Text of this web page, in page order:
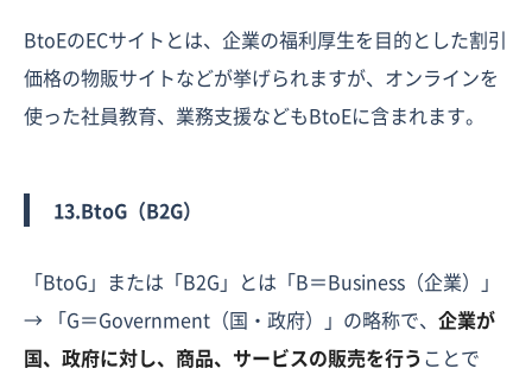
BtoEのECサイトとは、企業の福利厚生を目的とした割引
価格の物販サイトなどが挙げられますが、オンラインを
使った社員教育、業務支援などもBtoEに含まれます。
13.BtoG（B2G）
「BtoG」または「B2G」とは「B＝Business（企業）」
→ 「G＝Government（国・政府）」の略称で、 企業が
国、政府に対し、商品、サービスの販売を行うことで